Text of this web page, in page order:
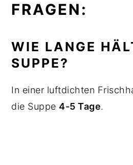
FRAGEN:
WIE LANGE
SUPPE?
In einer luftdichten
die Suppe 4-5 Tage.